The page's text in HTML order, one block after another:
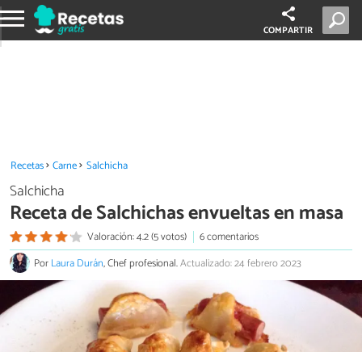
COMPARTIR
Recetas Carne Salchicha
Salchicha
Receta de Salchichas envueltas en masa
Valoración: 4.2 (5 votos)
6 comentarios
PorLaura Durán, Chef profesional.Actualizado: 24 febrero 2023